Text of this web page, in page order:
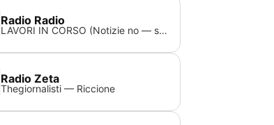
Radio Radio
LAVORI IN CORSO (Notizie no — stop)
Radio Zeta
Thegiornalisti — Riccione